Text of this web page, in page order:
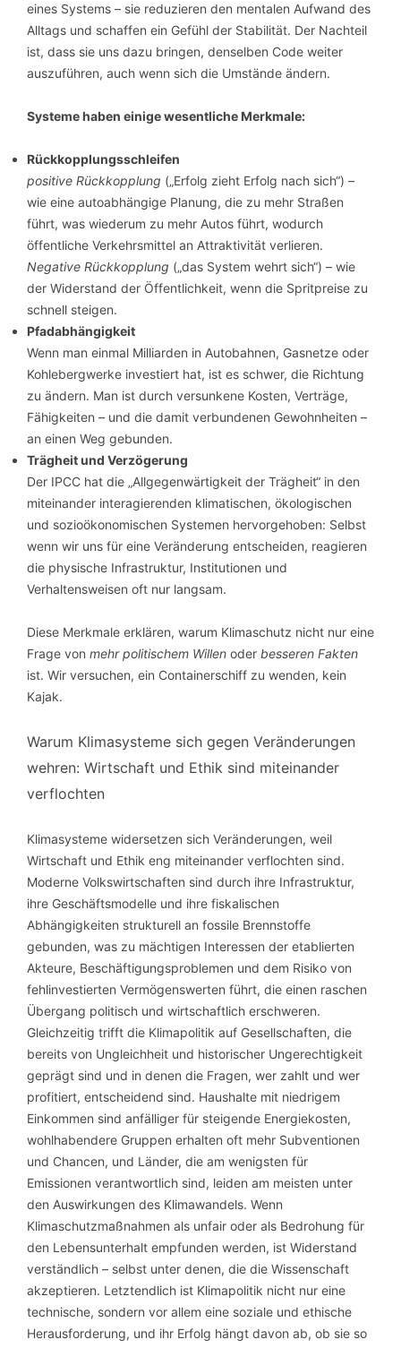
eines Systems – sie reduzieren den mentalen Aufwand des
Alltags und schaffen ein Gefühl der Stabilität. Der Nachteil
ist, dass sie uns dazu bringen, denselben Code weiter
auszuführen, auch wenn sich die Umstände ändern.
Systeme haben einige wesentliche Merkmale:
Rückkopplungsschleifen
positive Rückkopplung („Erfolg zieht Erfolg nach sich“) –
wie eine autoabhängige Planung, die zu mehr Straßen
führt, was wiederum zu mehr Autos führt, wodurch
öffentliche Verkehrsmittel an Attraktivität verlieren.
Negative Rückkopplung („das System wehrt sich“) – wie
der Widerstand der Öffentlichkeit, wenn die Spritpreise zu
schnell steigen.
Pfadabhängigkeit
Wenn man einmal Milliarden in Autobahnen, Gasnetze oder
Kohlebergwerke investiert hat, ist es schwer, die Richtung
zu ändern. Man ist durch versunkene Kosten, Verträge,
Fähigkeiten – und die damit verbundenen Gewohnheiten –
an einen Weg gebunden.
Trägheit und Verzögerung
Der IPCC hat die „Allgegenwärtigkeit der Trägheit“ in den
miteinander interagierenden klimatischen, ökologischen
und sozioökonomischen Systemen hervorgehoben: Selbst
wenn wir uns für eine Veränderung entscheiden, reagieren
die physische Infrastruktur, Institutionen und
Verhaltensweisen oft nur langsam.
Diese Merkmale erklären, warum Klimaschutz nicht nur eine
Frage von mehr politischem Willen oder besseren Fakten
ist. Wir versuchen, ein Containerschiff zu wenden, kein
Kajak.
Warum Klimasysteme sich gegen Veränderungen
wehren: Wirtschaft und Ethik sind miteinander
verflochten
Klimasysteme widersetzen sich Veränderungen, weil
Wirtschaft und Ethik eng miteinander verflochten sind.
Moderne Volkswirtschaften sind durch ihre Infrastruktur,
ihre Geschäftsmodelle und ihre fiskalischen
Abhängigkeiten strukturell an fossile Brennstoffe
gebunden, was zu mächtigen Interessen der etablierten
Akteure, Beschäftigungsproblemen und dem Risiko von
fehlinvestierten Vermögenswerten führt, die einen raschen
Übergang politisch und wirtschaftlich erschweren.
Gleichzeitig trifft die Klimapolitik auf Gesellschaften, die
bereits von Ungleichheit und historischer Ungerechtigkeit
geprägt sind und in denen die Fragen, wer zahlt und wer
profitiert, entscheidend sind. Haushalte mit niedrigem
Einkommen sind anfälliger für steigende Energiekosten,
wohlhabendere Gruppen erhalten oft mehr Subventionen
und Chancen, und Länder, die am wenigsten für
Emissionen verantwortlich sind, leiden am meisten unter
den Auswirkungen des Klimawandels. Wenn
Klimaschutzmaßnahmen als unfair oder als Bedrohung für
den Lebensunterhalt empfunden werden, ist Widerstand
verständlich – selbst unter denen, die die Wissenschaft
akzeptieren. Letztendlich ist Klimapolitik nicht nur eine
technische, sondern vor allem eine soziale und ethische
Herausforderung, und ihr Erfolg hängt davon ab, ob sie so